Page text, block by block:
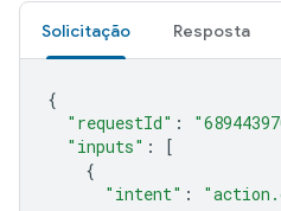
Solicitação Resposta
{
"requestId" :
"inputs" :
[
{
"intent" :